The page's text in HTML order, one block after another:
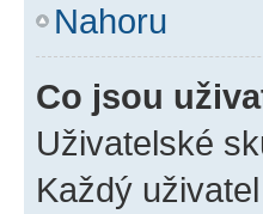
Nahoru
Co jsou
Uživatelské
Každý